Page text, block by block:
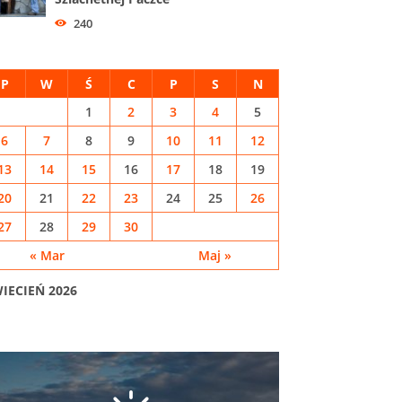
240
2026
P W Ś C P S N
« Mar Maj »
1 2 3 4
5
6
7 8 9 10 11
12
14 15 16 17 18
19
21 22 23 24 25
26
28 29 30